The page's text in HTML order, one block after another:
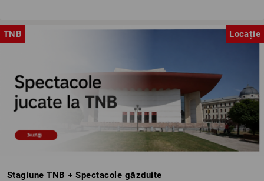
TNB Locație
Stagiune TNB + Spectacole găzduite